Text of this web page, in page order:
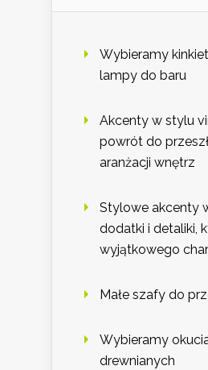
Wybieramy
lampy do baru
Akcenty w stylu
powrót do
aranżacji wnętrz
Stylowe akcenty
dodatki i detaliki,
wyjątkowego
Małe szafy do
Wybieramy
drewnianych